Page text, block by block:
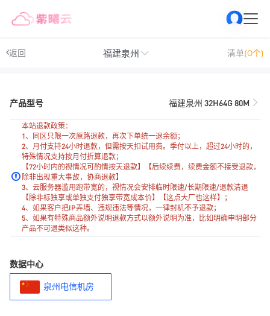
返回 福建泉州 清单(0个)
产品型号 福建泉州 32H64G 80M
本站退款政策：
1、同区只限一次原路退款，再次下单统一退余额；
2、月付支持24小时退款，但需按天扣试用费。季付以上，超过24小时的，
特殊情况支持按月付折算退款；
【72小时内的视情况可酌情按天退款】【后续续费，续费金额不接受退款，
除非出现重大事故，协商退款】
3、云服务器滥用跑带宽的，视情况会安排临时限速/长期限速/退款清退
【除非标独享或单独支付独享带宽成本价】【这点大厂也这样】；
4、如果客户把IP弄墙、违规违法等情况，一律封机不予退款；
5、如果有特殊商品额外说明退款方式以额外说明为准，比如明确申明部分
产品不可退类似这种。
数据中心
泉州电信机房